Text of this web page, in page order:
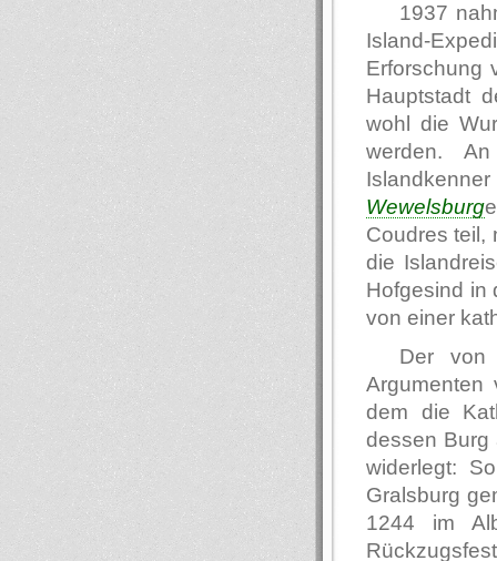
1937
Island-
Erforschung
Hauptstadt
wohl die
werden.
Wewelsburg
Coudres teil,
die
Hofgesind in
von einer
Der von
Argumenten
dem die
dessen Burg
widerlegt:
Gralsburg
1244 im